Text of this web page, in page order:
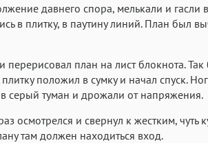
давнего спора, мелькали и гасли
в плитку, в паутину линий. План был
перерисовал план на лист блокнота. Так
положил в сумку и начал спуск.
серый туман и дрожали от напряжения.
осмотрелся и свернул к жестким, чуть
там должен находиться вход.